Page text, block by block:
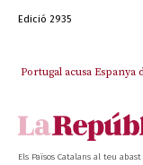
Edició 2935
Portugal acusaEl col·lapse de
Els Països Catalans al teu abast